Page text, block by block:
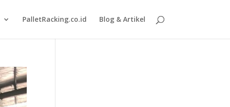
PalletRacking.co.id Blog & Artikel